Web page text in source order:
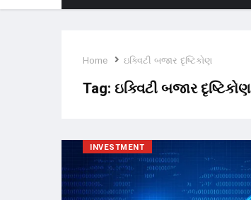
Home ઇક્વિટી બજાર દૃષ્ટિકોણ
Tag: ઇક્વિટી બજાર દૃષ્ટિકોણ
INVESTMENT